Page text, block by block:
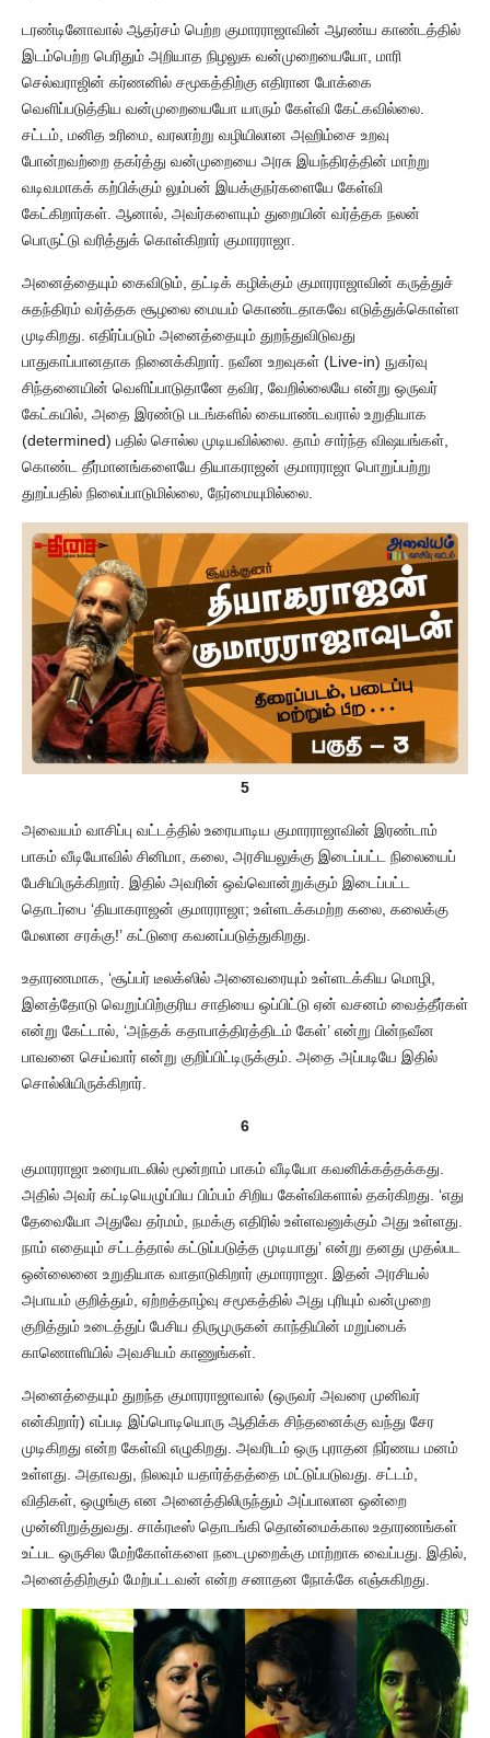
டரண்டினோவால் ஆதர்சம் பெற்ற குமாரராஜாவின் ஆரண்ய காண்டத்தில்
இடம்பெற்ற பெரிதும் அறியாத நிழலுக வன்முறையையோ, மாரி
செல்வராஜின் கர்ணனில் சமூகத்திற்கு எதிரான போக்கை
வெளிப்படுத்திய வன்முறையையோ யாரும் கேள்வி கேட்கவில்லை.
சட்டம், மனித உரிமை, வரலாற்று வழியிலான அஹிம்சை உறவு
போன்றவற்றை தகர்த்து வன்முறையை அரசு இயந்திரத்தின் மாற்று
வடிவமாகக் கற்பிக்கும் லும்பன் இயக்குநர்களையே கேள்வி
கேட்கிறார்கள். ஆனால், அவர்களையும் துறையின் வர்த்தக நலன்
பொருட்டு வரித்துக் கொள்கிறார் குமாரராஜா.
அனைத்தையும் கைவிடும், தட்டிக் கழிக்கும் குமாரராஜாவின் கருத்துச்
சுதந்திரம் வர்த்தக சூழலை மையம் கொண்டதாகவே எடுத்துக்கொள்ள
முடிகிறது. எதிர்ப்படும் அனைத்தையும் துறந்துவிடுவது
பாதுகாப்பானதாக நினைக்கிறார். நவீன உறவுகள் (Live-in) நுகர்வு
சிந்தனையின் வெளிப்பாடுதானே தவிர, வேறில்லையே என்று ஒருவர்
கேட்கயில், அதை இரண்டு படங்களில் கையாண்டவரால் உறுதியாக
(determined) பதில் சொல்ல முடியவில்லை. தாம் சார்ந்த விஷயங்கள்,
கொண்ட தீர்மானங்களையே தியாகராஜன் குமாரராஜா பொறுப்பற்று
துறப்பதில் நிலைப்பாடுமில்லை, நேர்மையுமில்லை.
5
அவையம் வாசிப்பு வட்டத்தில் உரையாடிய குமாரராஜாவின் இரண்டாம்
பாகம் வீடியோவில் சினிமா, கலை, அரசியலுக்கு இடைப்பட்ட நிலையைப்
பேசியிருக்கிறார். இதில் அவரின் ஒவ்வொன்றுக்கும் இடைப்பட்ட
தொடர்பை ‘தியாகராஜன் குமாரராஜா; உள்ளடக்கமற்ற கலை, கலைக்கு
மேலான சரக்கு!’ கட்டுரை கவனப்படுத்துகிறது.
உதாரணமாக, ‘சூப்பர் டீலக்ஸில் அனைவரையும் உள்ளடக்கிய மொழி,
இனத்தோடு வெறுப்பிற்குரிய சாதியை ஒப்பிட்டு ஏன் வசனம் வைத்தீர்கள்
என்று கேட்டால், ‘அந்தக் கதாபாத்திரத்திடம் கேள்’ என்று பின்நவீன
பாவனை செய்வார் என்று குறிப்பிட்டிருக்கும். அதை அப்படியே இதில்
சொல்லியிருக்கிறார்.
6
குமாரராஜா உரையாடலில் மூன்றாம் பாகம் வீடியோ கவனிக்கத்தக்கது.
அதில் அவர் கட்டியெழுப்பிய பிம்பம் சிறிய கேள்விகளால் தகர்கிறது. ‘எது
தேவையோ அதுவே தர்மம், நமக்கு எதிரில் உள்ளவனுக்கும் அது உள்ளது.
நாம் எதையும் சட்டத்தால் கட்டுப்படுத்த முடியாது’ என்று தனது முதல்பட
ஒன்லைனை உறுதியாக வாதாடுகிறார் குமாரராஜா. இதன் அரசியல்
அபாயம் குறித்தும், ஏற்றத்தாழ்வு சமூகத்தில் அது புரியும் வன்முறை
குறித்தும் உடைத்துப் பேசிய திருமுருகன் காந்தியின் மறுப்பைக்
காணொளியில் அவசியம் காணுங்கள்.
அனைத்தையும் துறந்த குமாரராஜாவால் (ஒருவர் அவரை முனிவர்
என்கிறார்) எப்படி இப்பொடியொரு ஆதிக்க சிந்தனைக்கு வந்து சேர
முடிகிறது என்ற கேள்வி எழுகிறது. அவரிடம் ஒரு புராதன நிர்ணய மனம்
உள்ளது. அதாவது, நிலவும் யதார்த்தத்தை மட்டுப்படுவது. சட்டம்,
விதிகள், ஒழுங்கு என அனைத்திலிருந்தும் அப்பாலான ஒன்றை
முன்னிறுத்துவது. சாக்ரடீஸ் தொடங்கி தொன்மைக்கால உதாரணங்கள்
உட்பட ஒருசில மேற்கோள்களை நடைமுறைக்கு மாற்றாக வைப்பது. இதில்,
அனைத்திற்கும் மேற்பட்டவன் என்ற சனாதன நோக்கே எஞ்சுகிறது.